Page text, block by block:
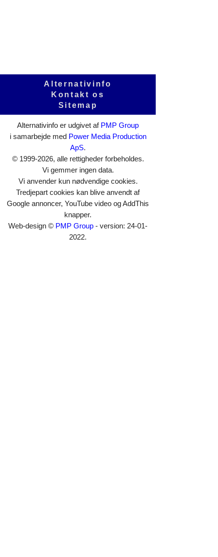
Alternativinfo
Kontakt os
Sitemap
Alternativinfo er udgivet af PMP Group
i samarbejde med Power Media Production
ApS.
© 1999-2026, alle rettigheder forbeholdes.
Vi gemmer ingen data.
Vi anvender kun nødvendige cookies.
Tredjepart cookies kan blive anvendt af
Google annoncer, YouTube video og AddThis
knapper.
Web-design © PMP Group - version: 24-01-
2022.